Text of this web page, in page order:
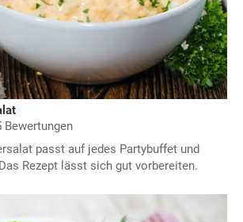
Bewertungen
passt auf jedes Partybuffet und
Rezept lässt sich gut vorbereiten.